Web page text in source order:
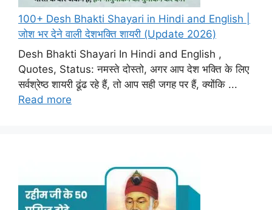
100+ Desh Bhakti Shayari in Hindi and English |
जोश भर देने वाली देशभक्ति शायरी (Update 2026)
Desh Bhakti Shayari In Hindi and English ,
Quotes, Status: नमस्ते दोस्तो, अगर आप देश भक्ति के लिए
सर्वश्रेष्ठ शायरी ढूंढ रहे हैं, तो आप सही जगह पर हैं, क्योंकि ...
Read more